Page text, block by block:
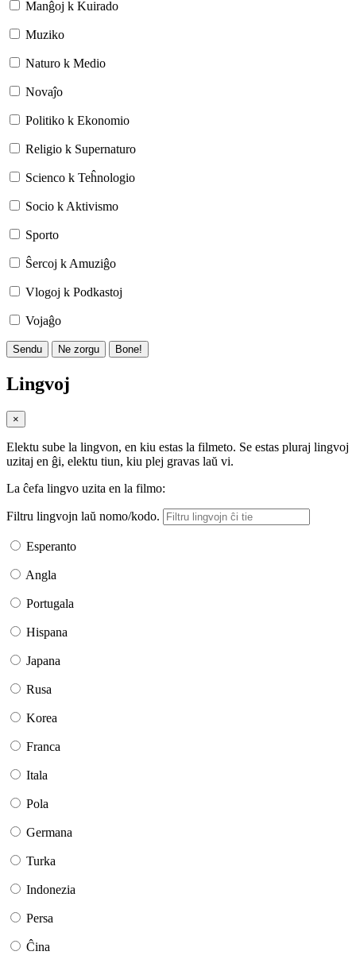
Manĝoj k Kuirado
Muziko
Naturo k Medio
Novaĵo
Politiko k Ekonomio
Religio k Supernaturo
Scienco k Teĥnologio
Socio k Aktivismo
Sporto
Ŝercoj k Amuziĝo
Vlogoj k Podkastoj
Vojaĝo
Sendu Ne zorgu Bone!
Lingvoj
×
Elektu sube la lingvon, en kiu estas la filmeto. Se estas pluraj lingvoj
uzitaj en ĝi, elektu tiun, kiu plej gravas laŭ vi.
La ĉefa lingvo uzita en la filmo:
Filtru lingvojn laŭ nomo/kodo.
Esperanto
Angla
Portugala
Hispana
Japana
Rusa
Korea
Franca
Itala
Pola
Germana
Turka
Indonezia
Persa
Ĉina